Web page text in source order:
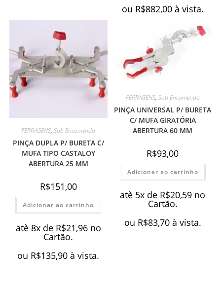
ou R$882,00 à vista.
FERRAGENS,Sob Encomenda
PINÇA DUPLA P/ BURETA C/
MUFA TIPO CASTALOY
ABERTURA 25 MM
R$151,00
Adicionar ao carrinho
atè 8x de R$21,96 no
Cartão.
ou R$135,90 à vista.
FERRAGENS, Sob Encomenda
PINÇA UNIVERSAL P/ BURETA
C/ MUFA GIRATÓRIA
ABERTURA 60 MM
R$93,00
Adicionar ao carrinho
atè 5x de R$20,59 no
Cartão.
ou R$83,70 à vista.